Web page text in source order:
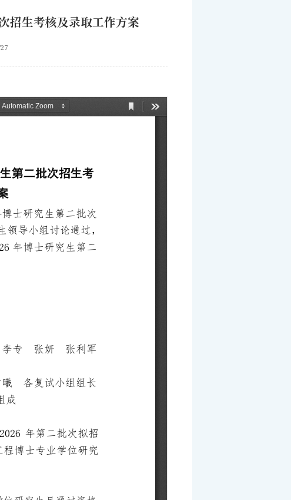
招生考核及录取工作方案